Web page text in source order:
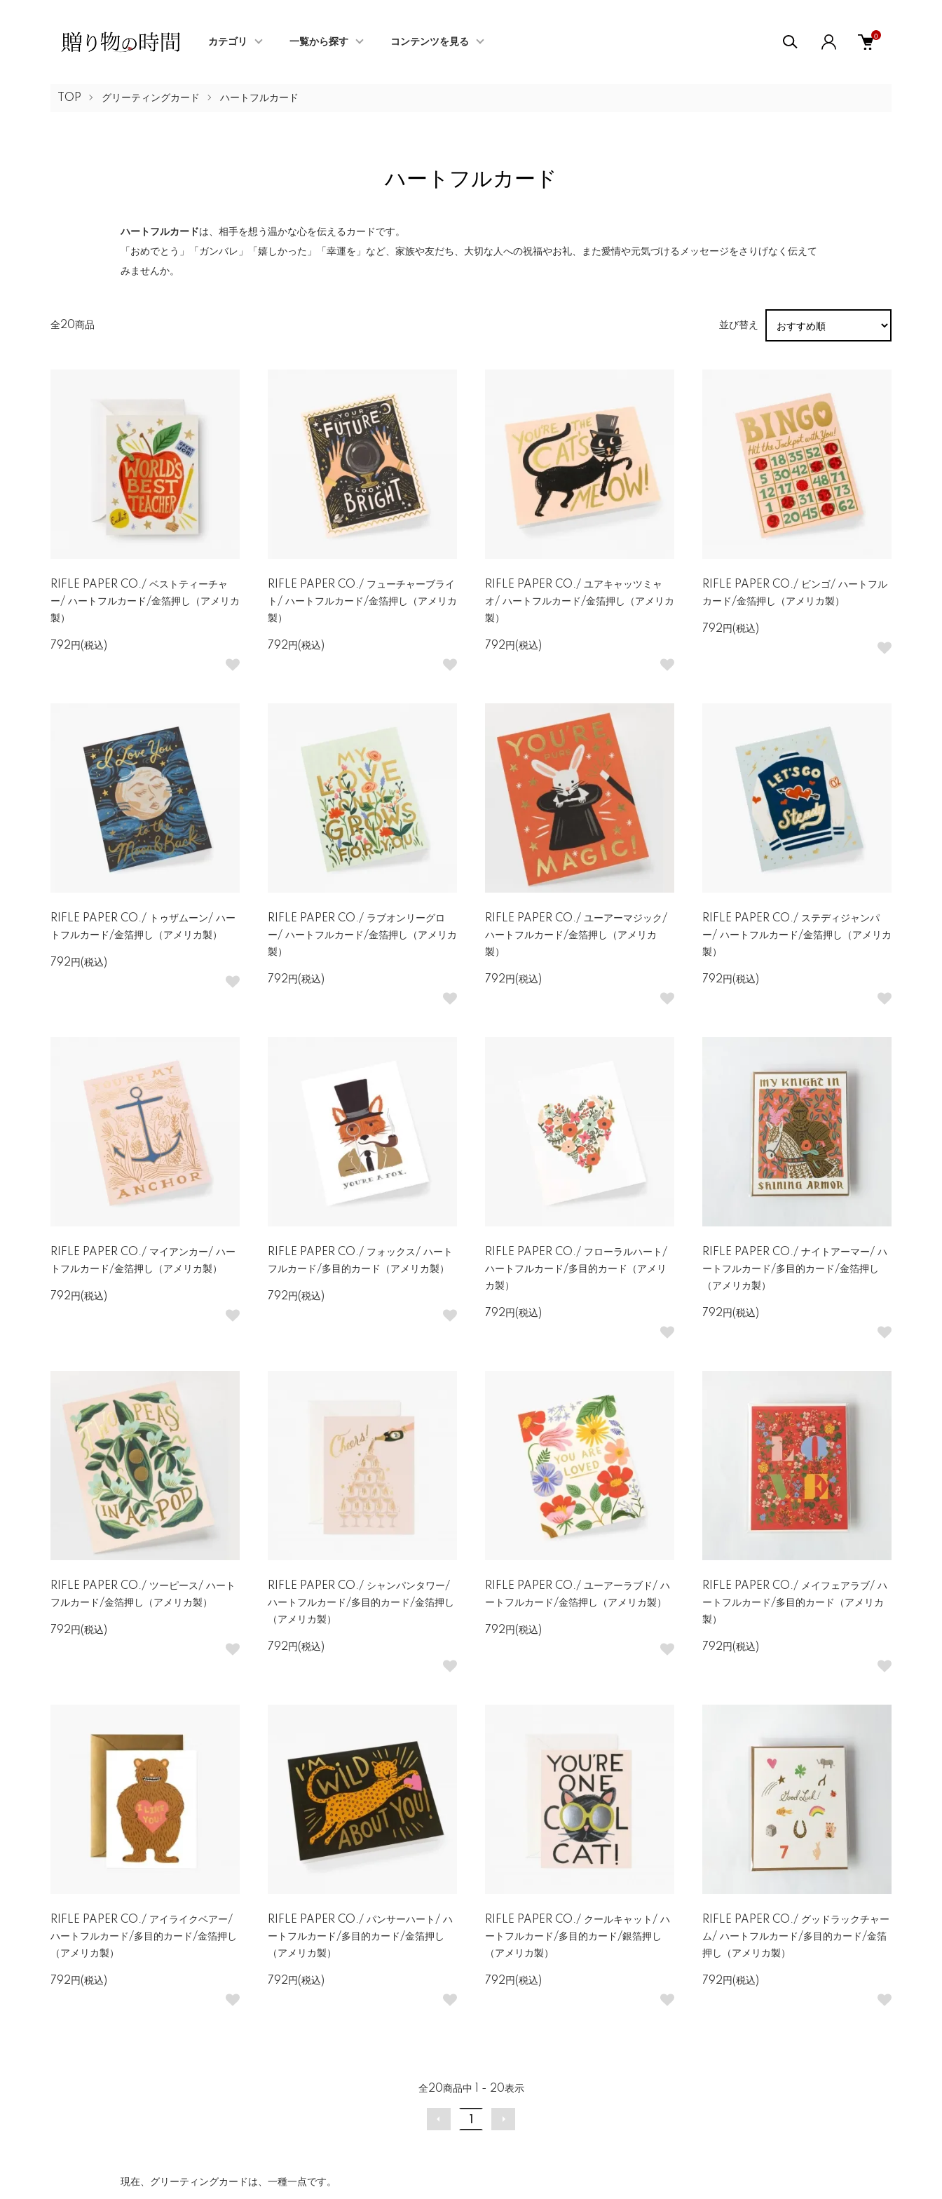
カテゴリ 一覧から探す コンテンツを見る
0
TOP グリーティングカード ハートフルカード
ハートフルカード
ハートフルカードは、相手を想う温かな心を伝えるカードです。
「おめでとう」「ガンバレ」「嬉しかった」「幸運を」など、家族や友だち、大切な人への祝福やお礼、また愛情や元気づけるメッセージをさりげなく伝えて
みませんか。
全20商品 並び替え
RIFLE PAPER CO./ ベストティーチャ
ー/ ハートフルカード/金箔押し（アメリカ
製）
792円(税込)
RIFLE PAPER CO./ フューチャーブライ
ト/ ハートフルカード/金箔押し（アメリカ
製）
792円(税込)
RIFLE PAPER CO./ ユアキャッツミャ
オ/ ハートフルカード/金箔押し（アメリカ
製）
792円(税込)
RIFLE PAPER CO./ ビンゴ/ ハートフル
カード/金箔押し（アメリカ製）
792円(税込)
RIFLE PAPER CO./ トゥザムーン/ ハー
トフルカード/金箔押し（アメリカ製）
792円(税込)
RIFLE PAPER CO./ ラブオンリーグロ
ー/ ハートフルカード/金箔押し（アメリカ
製）
792円(税込)
RIFLE PAPER CO./ ユーアーマジック/
ハートフルカード/金箔押し（アメリカ
製）
792円(税込)
RIFLE PAPER CO./ ステディジャンパ
ー/ ハートフルカード/金箔押し（アメリカ
製）
792円(税込)
RIFLE PAPER CO./ マイアンカー/ ハー
トフルカード/金箔押し（アメリカ製）
792円(税込)
RIFLE PAPER CO./ フォックス/ ハート
フルカード/多目的カード（アメリカ製）
792円(税込)
RIFLE PAPER CO./ フローラルハート/
ハートフルカード/多目的カード（アメリ
カ製）
792円(税込)
RIFLE PAPER CO./ ナイトアーマー/ ハ
ートフルカード/多目的カード/金箔押し
（アメリカ製）
792円(税込)
RIFLE PAPER CO./ ツーピース/ ハート
フルカード/金箔押し（アメリカ製）
792円(税込)
RIFLE PAPER CO./ シャンパンタワー/
ハートフルカード/多目的カード/金箔押し
（アメリカ製）
792円(税込)
RIFLE PAPER CO./ ユーアーラブド/ ハ
ートフルカード/金箔押し（アメリカ製）
792円(税込)
RIFLE PAPER CO./ メイフェアラブ/ ハ
ートフルカード/多目的カード（アメリカ
製）
792円(税込)
RIFLE PAPER CO./ アイライクベアー/
ハートフルカード/多目的カード/金箔押し
（アメリカ製）
792円(税込)
RIFLE PAPER CO./ パンサーハート/ ハ
ートフルカード/多目的カード/金箔押し
（アメリカ製）
792円(税込)
RIFLE PAPER CO./ クールキャット/ ハ
ートフルカード/多目的カード/銀箔押し
（アメリカ製）
792円(税込)
RIFLE PAPER CO./ グッドラックチャー
ム/ ハートフルカード/多目的カード/金箔
押し（アメリカ製）
792円(税込)
全20商品中 1 - 20表示
現在、グリーティングカードは、一種一点です。